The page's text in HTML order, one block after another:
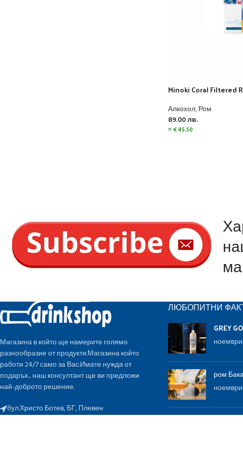
Minoki Coral Filtered
Алкохол,Ром
89.00лв.
≈€45.50
Магазина в който ще намерите голямо
разнообразие от продукти.Магазина който
работи 24/7 само за Вас.Имате нужда от
подарък... наш консултант ще ви предложи
най-доброто решение.
бул.Христо Ботев, БГ, Плевен
ЛЮБОПИТНИ
GREY
ноември
ром
ноември